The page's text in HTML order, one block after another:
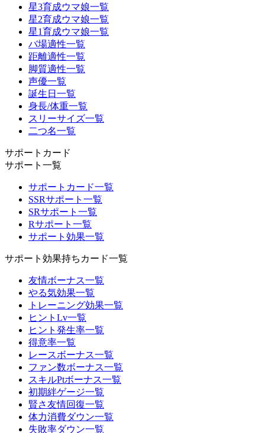
星3育成ウマ娘一覧
星2育成ウマ娘一覧
星1育成ウマ娘一覧
バ場適性一覧
距離適性一覧
脚質適性一覧
声優一覧
誕生日一覧
身長/体重一覧
スリーサイズ一覧
二つ名一覧
サポートカード
サポート一覧
サポートカード一覧
SSRサポート一覧
SRサポート一覧
Rサポート一覧
サポート効果一覧
サポート効果持ちカード一覧
友情ボーナス一覧
やる気効果一覧
トレーニング効果一覧
ヒントLv一覧
ヒント発生率一覧
得意率一覧
レースボーナス一覧
ファン数ボーナス一覧
スキルPtボーナス一覧
初期絆ゲージ一覧
賢さ友情回復一覧
体力消費ダウン一覧
失敗率ダウン一覧